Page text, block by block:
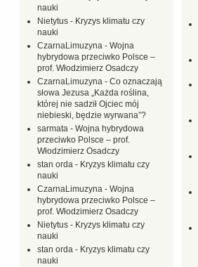
nauki
Nietytus - Kryzys klimatu czy
nauki
CzarnaLimuzyna - Wojna
hybrydowa przeciwko Polsce –
prof. Włodzimierz Osadczy
CzarnaLimuzyna - Co oznaczają
słowa Jezusa „Każda roślina,
której nie sadził Ojciec mój
niebieski, będzie wyrwana”?
sarmata - Wojna hybrydowa
przeciwko Polsce – prof.
Włodzimierz Osadczy
stan orda - Kryzys klimatu czy
nauki
CzarnaLimuzyna - Wojna
hybrydowa przeciwko Polsce –
prof. Włodzimierz Osadczy
Nietytus - Kryzys klimatu czy
nauki
stan orda - Kryzys klimatu czy
nauki